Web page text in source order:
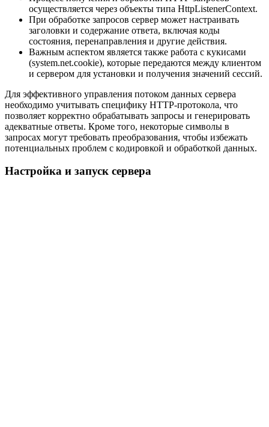
осуществляется через объекты типа HttpListenerContext.
При обработке запросов сервер может настраивать
заголовки и содержание ответа, включая коды
состояния, перенаправления и другие действия.
Важным аспектом является также работа с кукисами
(system.net.cookie), которые передаются между клиентом
и сервером для установки и получения значений сессий.
Для эффективного управления потоком данных сервера
необходимо учитывать специфику HTTP-протокола, что
позволяет корректно обрабатывать запросы и генерировать
адекватные ответы. Кроме того, некоторые символы в
запросах могут требовать преобразования, чтобы избежать
потенциальных проблем с кодировкой и обработкой данных.
Настройка и запуск сервера